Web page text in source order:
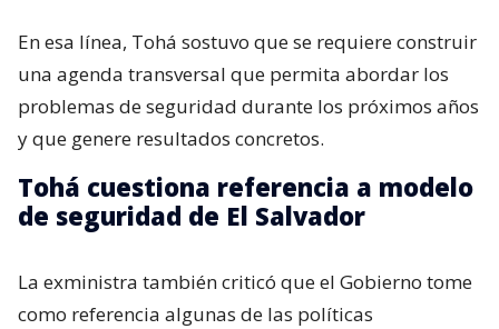
En esa línea, Tohá sostuvo que se requiere construir
una agenda transversal que permita abordar los
problemas de seguridad durante los próximos años
y que genere resultados concretos.
Tohá cuestiona referencia a modelo
de seguridad de El Salvador
La exministra también criticó que el Gobierno tome
como referencia algunas de las políticas